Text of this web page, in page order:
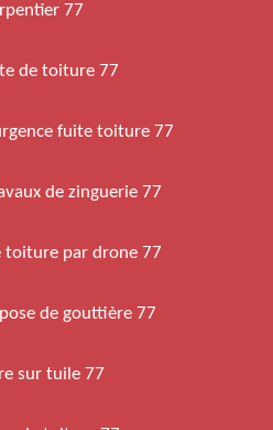
77
de toiture 77
fuite toiture 77
de zinguerie 77
toiture par drone 77
de gouttière 77
sur tuile 77